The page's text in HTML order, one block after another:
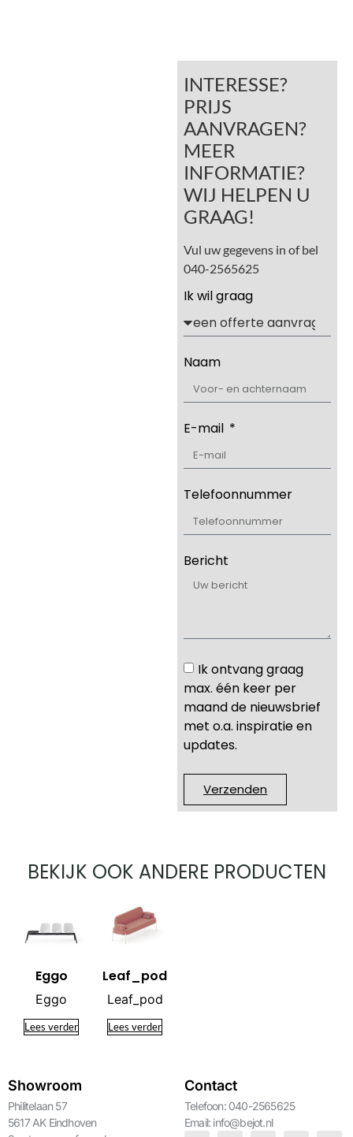
INTERESSE?
PRIJS
AANVRAGEN?
MEER
INFORMATIE?
WIJ HELPEN U
GRAAG!
Vul uw gegevens in of bel
040-2565625
Ik wil graag
Naam
E-mail
Telefoonnummer
Bericht
Ik ontvang graag
max. één keer per
maand de nieuwsbrief
met o.a. inspiratie en
updates.
Verzenden
BEKIJK OOK ANDERE PRODUCTEN
Eggo
Eggo
Lees verder
Leaf_pod
Leaf_pod
Lees verder
Showroom
Philitelaan 57
5617 AK Eindhoven
Contact
Telefoon: 040-2565625
Email: info@bejot.nl